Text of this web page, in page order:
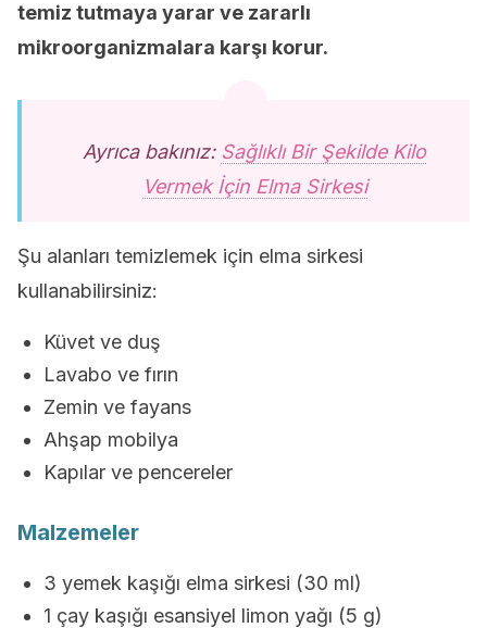
temiz tutmaya yarar ve zararlı
mikroorganizmalara karşı korur.
Ayrıca bakınız: Sağlıklı Bir Şekilde Kilo
Vermek İçin Elma Sirkesi
Şu alanları temizlemek için elma sirkesi
kullanabilirsiniz:
Küvet ve duş
Lavabo ve fırın
Zemin ve fayans
Ahşap mobilya
Kapılar ve pencereler
Malzemeler
3 yemek kaşığı elma sirkesi (30 ml)
1 çay kaşığı esansiyel limon yağı (5 g)